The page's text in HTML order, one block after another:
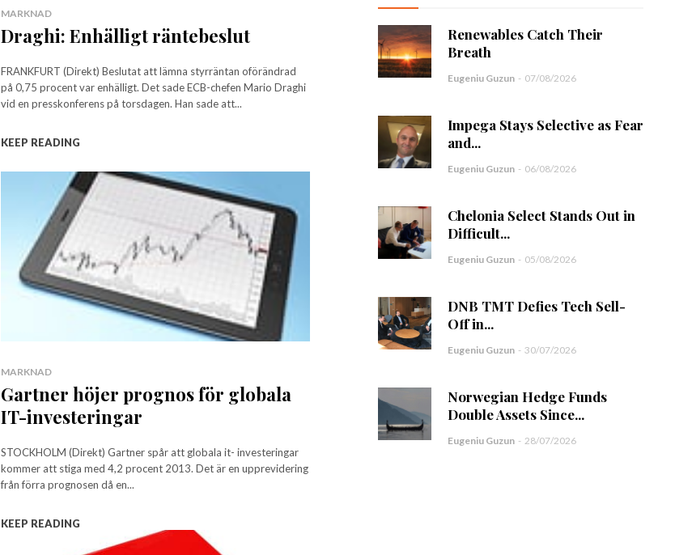
MARKNAD
Draghi: Enhälligt räntebeslut
FRANKFURT (Direkt) Beslutat att lämna styrräntan oförändrad
på 0,75 procent var enhälligt. Det sade ECB-chefen Mario Draghi
vid en presskonferens på torsdagen. Han sade att...
KEEP READING
MARKNAD
Gartner höjer prognos för globala
IT-investeringar
STOCKHOLM (Direkt) Gartner spår att globala it- investeringar
kommer att stiga med 4,2 procent 2013. Det är en upprevidering
från förra prognosen då en...
KEEP READING
Renewables Catch Their
Breath
Eugeniu Guzun - 07/08/2026
Impega Stays Selective as Fear
and...
Eugeniu Guzun - 06/08/2026
Chelonia Select Stands Out in
Difficult...
Eugeniu Guzun - 05/08/2026
DNB TMT Defies Tech Sell-
Off in...
Eugeniu Guzun - 30/07/2026
Norwegian Hedge Funds
Double Assets Since...
Eugeniu Guzun - 28/07/2026